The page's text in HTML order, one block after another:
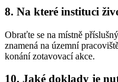
8. Na které instituci
Obraťte se na místně
znamená na územní
konání zotavovací akce.
10. Jaké doklady je